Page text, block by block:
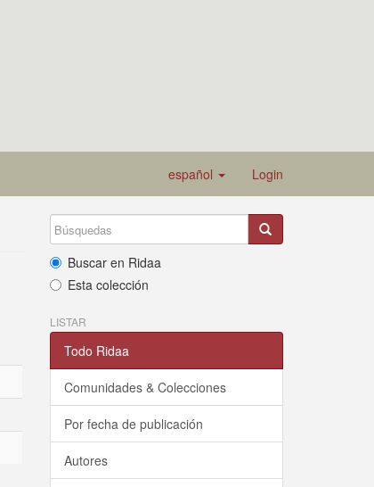
español Login
Buscar en Ridaa
Esta colección
LISTAR
Todo Ridaa
Comunidades & Colecciones
Por fecha de publicación
Autores